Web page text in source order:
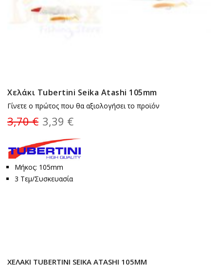
Χελάκι Tubertini Seika Atashi 105mm
Γίνετε ο πρώτος που θα αξιολογήσει το προϊόν
3,39 €
3,70 €
Μήκος: 105mm
3 Τεμ/Συσκευασία
ΧΕΛΆΚΙ TUBERTINI SEIKA ATASHI 105MM